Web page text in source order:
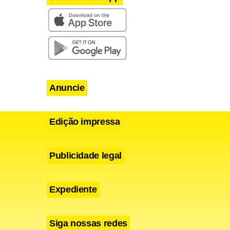
o
o
ponto
Anuncie
Edição impressa
Publicidade legal
Expediente
Siga nossas redes